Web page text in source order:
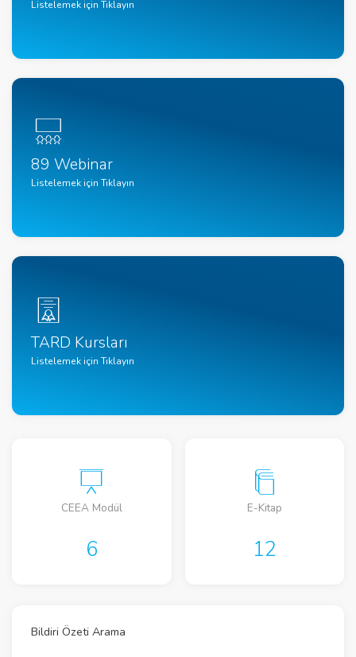
Listelemek için Tıklayın
89 Webinar
Listelemek için Tıklayın
TARD Kursları
Listelemek için Tıklayın
CEEA Modül
6
E-Kitap
12
Bildiri Özeti Arama